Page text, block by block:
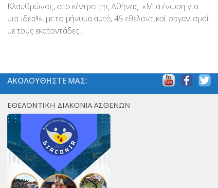
Εκπαίδευση
Θεωρητική
Εποπτεία
Εμπειρίες
Μικρές ιστορίες
Στήριξέ μας
Με τραπεζική κατάθεση
PayPal
Κλαυθμώνος, στο κέντρο της Αθήνας «Μια ένωση για
μια ιδέα!!», με το μήνυμα αυτό, 45 εθελοντικοί οργανισμοί
με τους εκατοντάδες...
ΑΚΟΛΟΥΘΗΣΤΕ ΜΑΣ:
ΕΘΕΛΟΝΤΙΚΗ ΔΙΑΚΟΝΙΑ ΑΣΘΕΝΩΝ